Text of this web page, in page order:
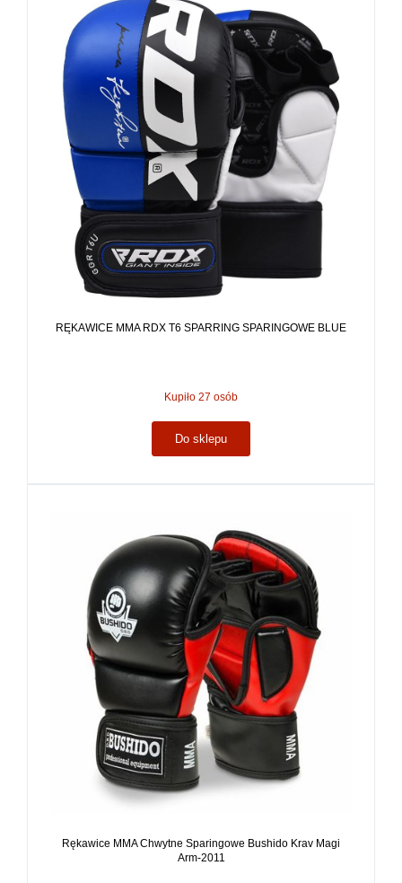
RĘKAWICE MMA RDX T6 SPARRING SPARINGOWE BLUE
Kupiło 27 osób
Do sklepu
Rękawice MMA Chwytne Sparingowe Bushido Krav Magi
Arm-2011